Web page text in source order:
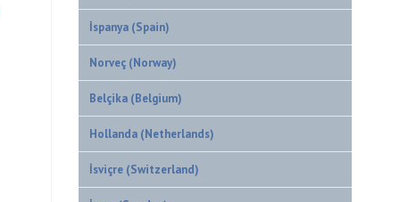
İspanya (Spain)
Norveç (Norway)
Belçika (Belgium)
Hollanda (Netherlands)
İsviçre (Switzerland)